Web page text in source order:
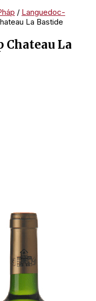
/ Languedoc-
La Bastide
Chateau La